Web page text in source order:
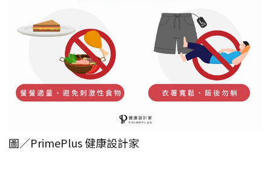
圖／PrimePlus 健康設計家